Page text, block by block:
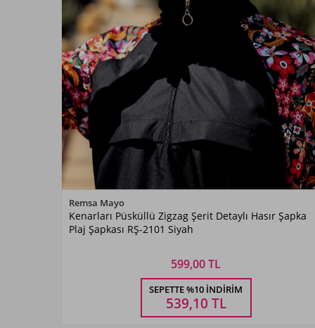
Siyah
Beden Seçiniz
STANDART
Remsa Mayo
Kenarları Püsküllü Zigzag Şerit Detaylı Hasır Şapka
Plaj Şapkası RŞ-2101 Siyah
599,00 TL
SEPETTE %10 İNDIRIM
539,10 TL